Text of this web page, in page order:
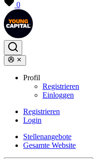
0
Profil
Registrieren
Einloggen
Registrieren
Login
Stellenangebote
Gesamte Website